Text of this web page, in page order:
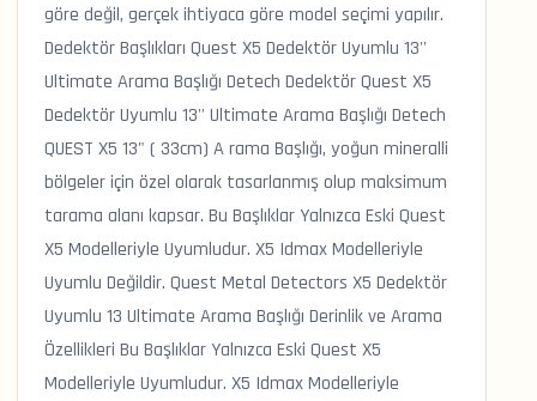
göre değil, gerçek ihtiyaca göre model seçimi yapılır.
Dedektör Başlıkları Quest X5 Dedektör Uyumlu 13''
Ultimate Arama Başlığı Detech Dedektör Quest X5
Dedektör Uyumlu 13'' Ultimate Arama Başlığı Detech
QUEST X5 13" ( 33cm) A rama Başlığı, yoğun mineralli
bölgeler için özel olarak tasarlanmış olup maksimum
tarama alanı kapsar. Bu Başlıklar Yalnızca Eski Quest
X5 Modelleriyle Uyumludur. X5 Idmax Modelleriyle
Uyumlu Değildir. Quest Metal Detectors X5 Dedektör
Uyumlu 13 Ultimate Arama Başlığı Derinlik ve Arama
Özellikleri Bu Başlıklar Yalnızca Eski Quest X5
Modelleriyle Uyumludur. X5 Idmax Modelleriyle